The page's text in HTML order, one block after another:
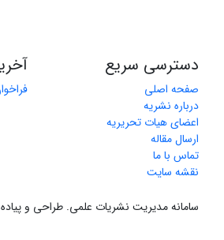
دسترسی سریع
صفحه اصلی
درباره نشریه
اعضای هیات تحریریه
ارسال مقاله
تماس با ما
نقشه سایت
سامانه مدیریت نشریات علمی. طراحی و